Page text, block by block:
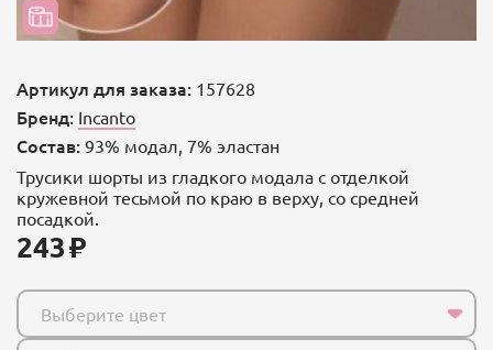
Артикул для заказа: 157628
Бренд: Incanto
Состав: 93% модал, 7% эластан
Трусики шорты из гладкого модала с отделкой
кружевной тесьмой по краю в верху, со средней
посадкой.
243
Выберите цвет